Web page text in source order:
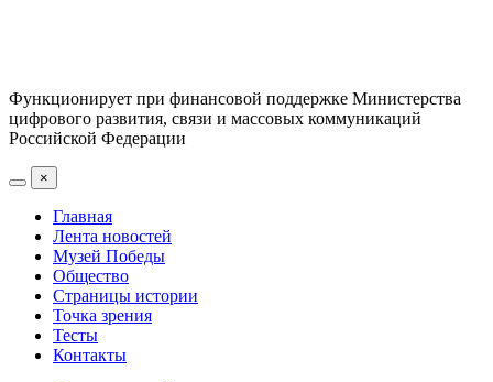
Функционирует при финансовой поддержке Министерства
цифрового развития, связи и массовых коммуникаций
Российской Федерации
×
Главная
Лента новостей
Музей Победы
Общество
Страницы истории
Точка зрения
Тесты
Контакты